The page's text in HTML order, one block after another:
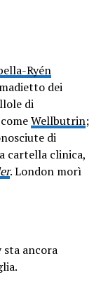
Ryén
dei
di
Wellbutrin;
di
cartella clinica,
. London morì
sta ancora